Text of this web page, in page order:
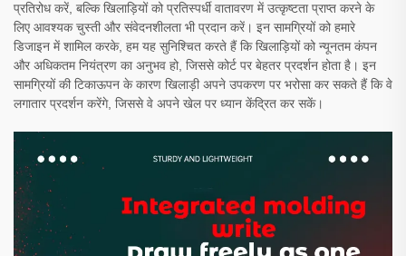
प्रतिरोध करें, बल्कि खिलाड़ियों को प्रतिस्पर्धी वातावरण में उत्कृष्टता प्राप्त करने के
लिए आवश्यक चुस्ती और संवेदनशीलता भी प्रदान करें। इन सामग्रियों को हमारे
डिजाइन में शामिल करके, हम यह सुनिश्चित करते हैं कि खिलाड़ियों को न्यूनतम कंपन
और अधिकतम नियंत्रण का अनुभव हो, जिससे कोर्ट पर बेहतर प्रदर्शन होता है। इन
सामग्रियों की टिकाऊपन के कारण खिलाड़ी अपने उपकरण पर भरोसा कर सकते हैं कि वे
लगातार प्रदर्शन करेंगे, जिससे वे अपने खेल पर ध्यान केंद्रित कर सकें।